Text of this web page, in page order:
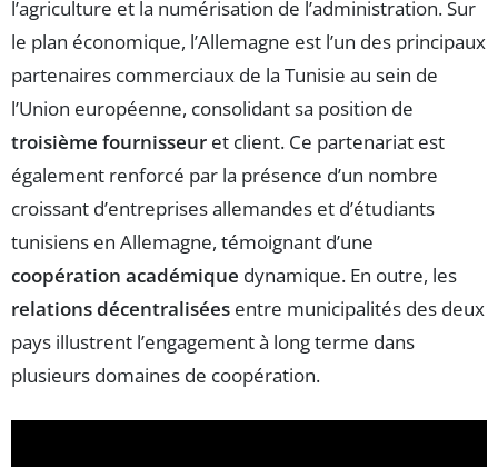
l’agriculture et la numérisation de l’administration. Sur
le plan économique, l’Allemagne est l’un des principaux
partenaires commerciaux de la Tunisie au sein de
l’Union européenne, consolidant sa position de
troisième fournisseur et client. Ce partenariat est
également renforcé par la présence d’un nombre
croissant d’entreprises allemandes et d’étudiants
tunisiens en Allemagne, témoignant d’une
coopération académique dynamique. En outre, les
relations décentralisées entre municipalités des deux
pays illustrent l’engagement à long terme dans
plusieurs domaines de coopération.